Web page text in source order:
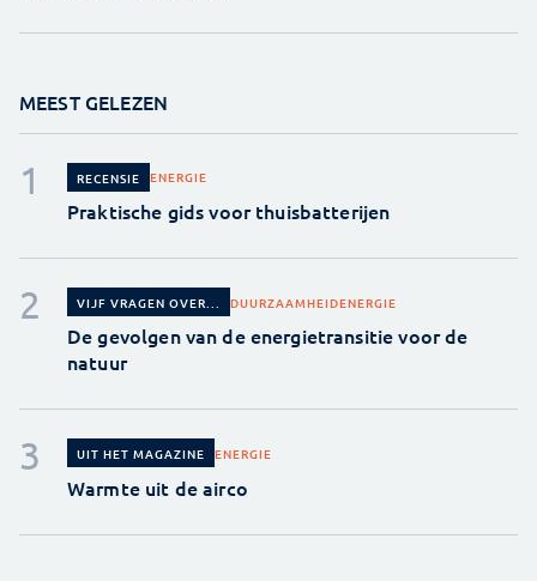
MEEST GELEZEN
RECENSIE ENERGIE
Praktische gids voor thuisbatterijen
VIJF VRAGEN OVER... DUURZAAMHEIDENERGIE
De gevolgen van de energietransitie voor de
natuur
UIT HET MAGAZINE ENERGIE
Warmte uit de airco